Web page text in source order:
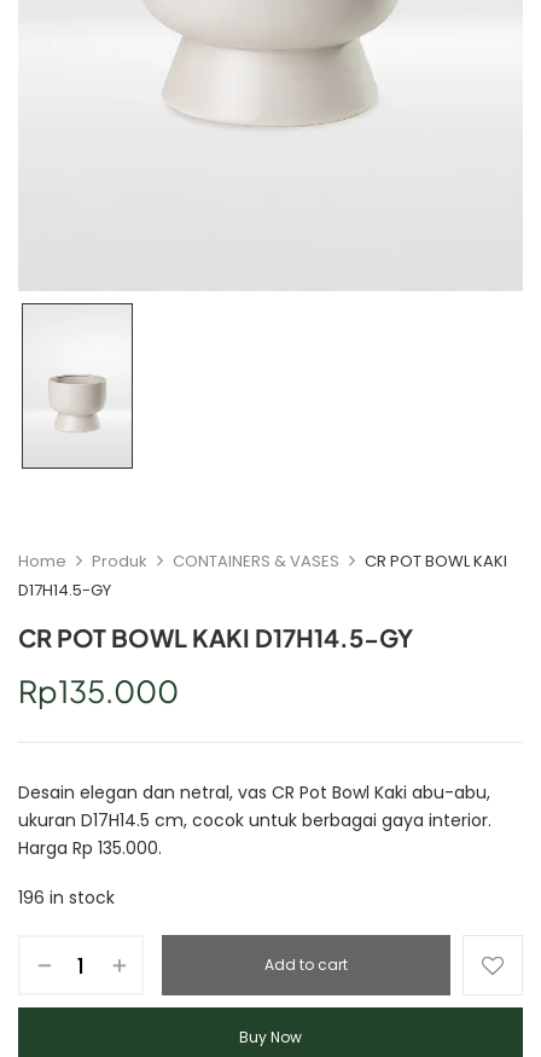
Home Produk CONTAINERS & VASES
CR POT BOWL KAKI
D17H14.5-GY
CR POT BOWL KAKI D17H14.5-GY
Rp135.000
Desain elegan dan netral, vas CR Pot Bowl Kaki abu-abu,
ukuran D17H14.5 cm, cocok untuk berbagai gaya interior.
Harga Rp 135.000.
196 in stock
Add to cart
Buy Now